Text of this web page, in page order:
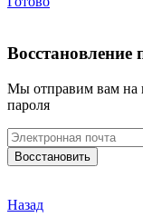
Восстановление
Мы отправим вам на
пароля
Назад